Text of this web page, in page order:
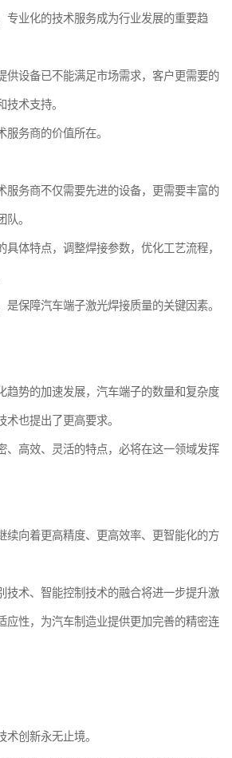
专业化的技术服务成为行业发展的重要趋
供设备已不能满足市场需求，客户更需要的
术支持。
务商的价值所在。
服务商不仅需要先进的设备，更需要丰富的
。
具体特点，调整焊接参数，优化工艺流程，
是保障汽车端子激光焊接质量的关键因素。
趋势的加速发展，汽车端子的数量和复杂度
也提出了更高要求。
、高效、灵活的特点，必将在这一领域发挥
续向着更高精度、更高效率、更智能化的方
技术、智能控制技术的融合将进一步提升激
应性，为汽车制造业提供更加完善的精密连
创新永无止境。